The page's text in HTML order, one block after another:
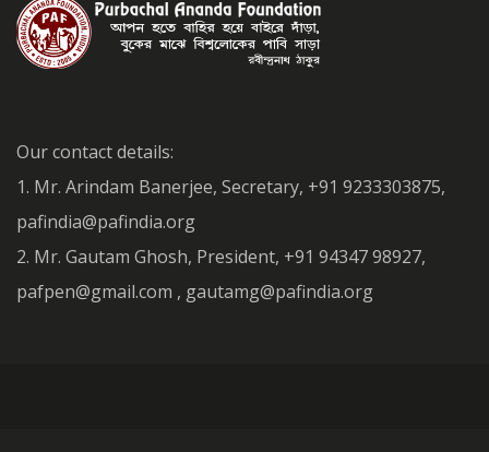
Our contact details:
1. Mr. Arindam Banerjee, Secretary, +91 9233303875,
pafindia@pafindia.org
2. Mr. Gautam Ghosh, President, +91 94347 98927,
pafpen@gmail.com , gautamg@pafindia.org